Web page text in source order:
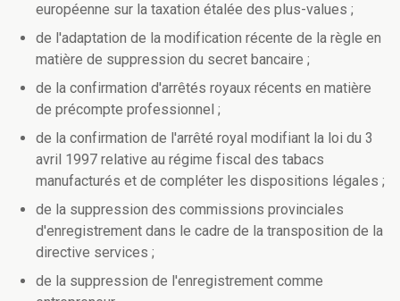
européenne sur la taxation étalée des plus-values ;
de l'adaptation de la modification récente de la règle en
matière de suppression du secret bancaire ;
de la confirmation d'arrêtés royaux récents en matière
de précompte professionnel ;
de la confirmation de l'arrêté royal modifiant la loi du 3
avril 1997 relative au régime fiscal des tabacs
manufacturés et de compléter les dispositions légales ;
de la suppression des commissions provinciales
d'enregistrement dans le cadre de la transposition de la
directive services ;
de la suppression de l'enregistrement comme